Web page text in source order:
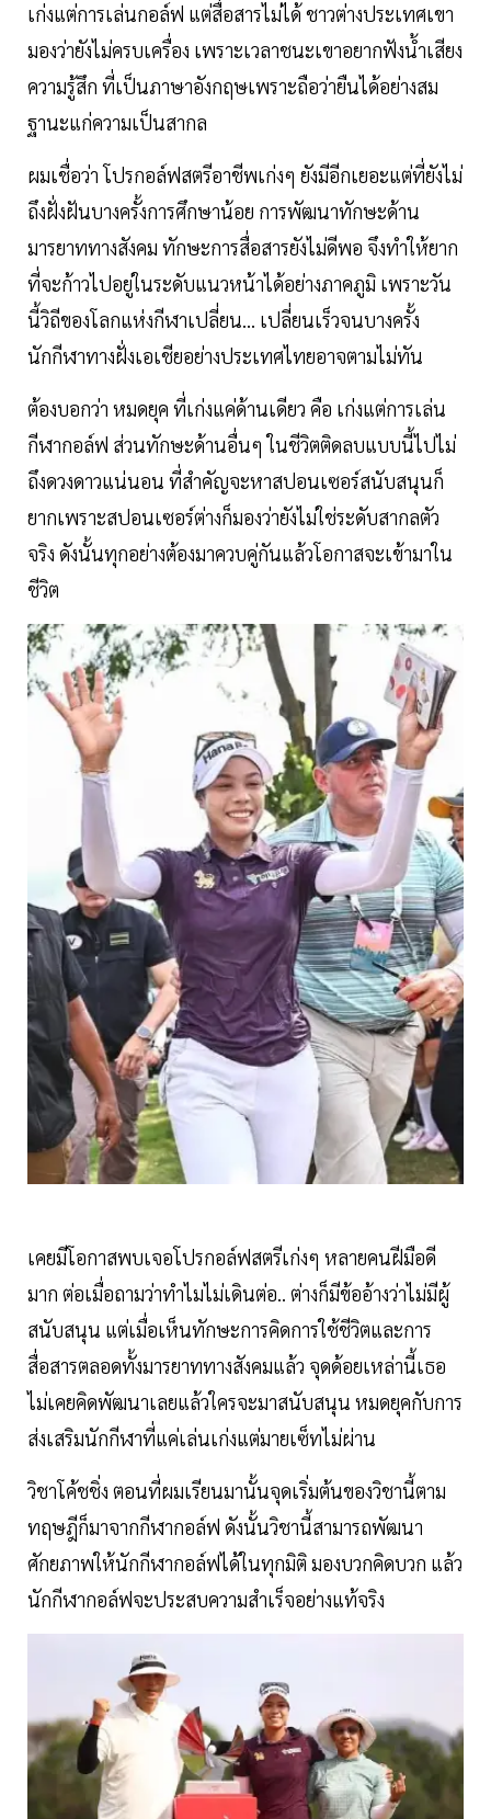
เก่งแต่การเล่นกอล์ฟ แต่สื่อสารไม่ได้ ชาวต่างประเทศเขา
มองว่ายังไม่ครบเครื่อง เพราะเวลาชนะเขาอยากฟังน้ำเสียง
ความรู้สึก ที่เป็นภาษาอังกฤษเพราะถือว่ายืนได้อย่างสม
ฐานะแก่ความเป็นสากล
ผมเชื่อว่า โปรกอล์ฟสตรีอาชีพเก่งๆ ยังมีอีกเยอะแต่ที่ยังไม่
ถึงฝั่งฝันบางครั้งการศึกษาน้อย การพัฒนาทักษะด้าน
มารยาททางสังคม ทักษะการสื่อสารยังไม่ดีพอ จึงทำให้ยาก
ที่จะก้าวไปอยู่ในระดับแนวหน้าได้อย่างภาคภูมิ เพราะวัน
นี้วิถีของโลกแห่งกีฬาเปลี่ยน... เปลี่ยนเร็วจนบางครั้ง
นักกีฬาทางฝั่งเอเชียอย่างประเทศไทยอาจตามไม่ทัน
ต้องบอกว่า หมดยุค ที่เก่งแค่ด้านเดียว คือ เก่งแต่การเล่น
กีฬากอล์ฟ ส่วนทักษะด้านอื่นๆ ในชีวิตติดลบแบบนี้ไปไม่
ถึงดวงดาวแน่นอน ที่สำคัญจะหาสปอนเซอร์สนับสนุนก็
ยากเพราะสปอนเซอร์ต่างก็มองว่ายังไม่ใช่ระดับสากลตัว
จริง ดังนั้นทุกอย่างต้องมาควบคู่กันแล้วโอกาสจะเข้ามาใน
ชีวิต
เคยมีโอกาสพบเจอโปรกอล์ฟสตรีเก่งๆ หลายคนฝีมือดี
มาก ต่อเมื่อถามว่าทำไมไม่เดินต่อ.. ต่างก็มีข้ออ้างว่าไม่มีผู้
สนับสนุน แต่เมื่อเห็นทักษะการคิดการใช้ชีวิตและการ
สื่อสารตลอดทั้งมารยาททางสังคมแล้ว จุดด้อยเหล่านี้เธอ
ไม่เคยคิดพัฒนาเลยแล้วใครจะมาสนับสนุน หมดยุคกับการ
ส่งเสริมนักกีฬาที่แค่เล่นเก่งแต่มายเซ็ทไม่ผ่าน
วิชาโค้ชชิ่ง ตอนที่ผมเรียนมานั้นจุดเริ่มต้นของวิชานี้ตาม
ทฤษฎีก็มาจากกีฬากอล์ฟ ดังนั้นวิชานี้สามารถพัฒนา
ศักยภาพให้นักกีฬากอล์ฟได้ในทุกมิติ มองบวกคิดบวก แล้ว
นักกีฬากอล์ฟจะประสบความสำเร็จอย่างแท้จริง